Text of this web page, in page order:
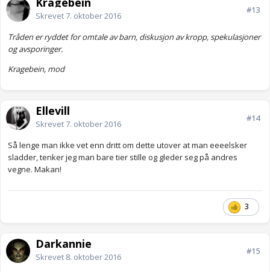
Skrevet7. oktober 2016
#13
Tråden er ryddet for omtale av barn, diskusjon av kropp, spekulasjoner
og avsporinger.
Kragebein, mod
Ellevill
Skrevet7. oktober 2016
#14
Så lenge man ikke vet enn dritt om dette utover at man eeeelsker
sladder, tenker jeg man bare tier stille og gleder seg på andres
vegne. Makan!
3
Darkannie
Skrevet 8. oktober 2016
#15